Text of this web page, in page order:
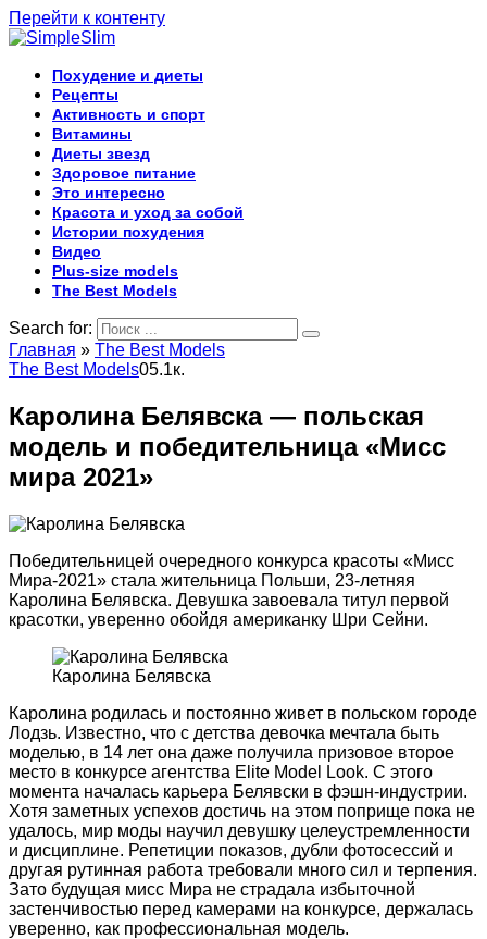
Перейти к контенту
Похудение и диеты
Рецепты
Активность и спорт
Витамины
Диеты звезд
Здоровое питание
Это интересно
Красота и уход за собой
Истории похудения
Видео
Plus-size models
The Best Models
Search for:
Главная » The Best Models
The Best Models05.1к.
Каролина Белявска — польская
модель и победительница «Мисс
мира 2021»
Победительницей очередного конкурса красоты «Мисс
Мира-2021» стала жительница Польши, 23-летняя
Каролина Белявска. Девушка завоевала титул первой
красотки, уверенно обойдя американку Шри Сейни.
Каролина Белявска
Каролина родилась и постоянно живет в польском городе
Лодзь. Известно, что с детства девочка мечтала быть
моделью, в 14 лет она даже получила призовое второе
место в конкурсе агентства Elite Model Look. С этого
момента началась карьера Белявски в фэшн-индустрии.
Хотя заметных успехов достичь на этом поприще пока не
удалось, мир моды научил девушку целеустремленности
и дисциплине. Репетиции показов, дубли фотосессий и
другая рутинная работа требовали много сил и терпения.
Зато будущая мисс Мира не страдала избыточной
застенчивостью перед камерами на конкурсе, держалась
уверенно, как профессиональная модель.